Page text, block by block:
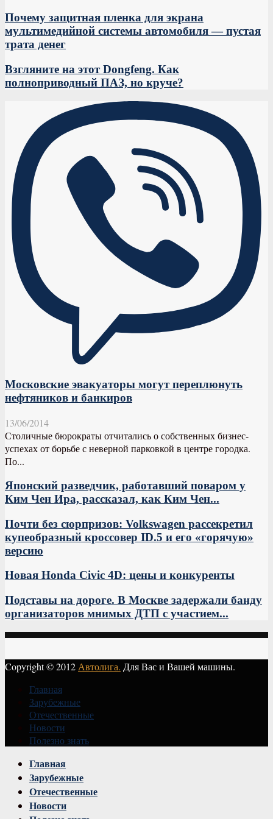
Почему защитная пленка для экрана
мультимедийной системы автомобиля — пустая
трата денег
Взгляните на этот Dongfeng. Как
полноприводный ПАЗ, но круче?
Московские эвакуаторы могут переплюнуть
нефтяников и банкиров
13/06/2014
Столичные бюрократы отчитались о собственных бизнес-
успехах от борьбе с неверной парковкой в центре городка.
По...
Японский разведчик, работавший поваром у
Ким Чен Ира, рассказал, как Ким Чен...
Почти без сюрпризов: Volkswagen рассекретил
купеобразный кроссовер ID.5 и его «горячую»
версию
Новая Honda Civic 4D: цены и конкуренты
Подставы на дороге. В Москве задержали банду
организаторов мнимых ДТП с участием...
Copyright © 2012 Автолига. Для Вас и Вашей машины.
Главная
Зарубежные
Отечественные
Новости
Полезно знать
Главная
Зарубежные
Отечественные
Новости